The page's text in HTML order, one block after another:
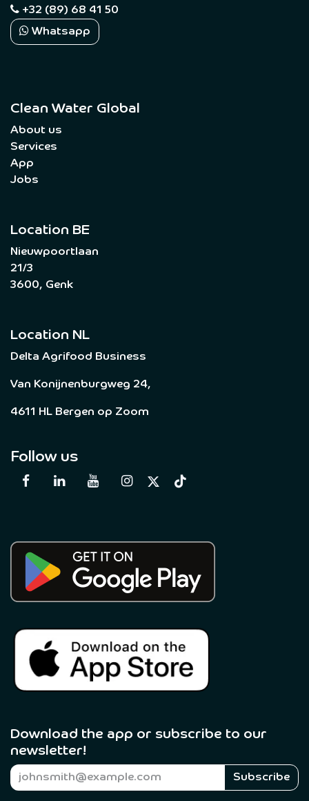
+32 (89) 68 41 50
Whatsapp
Clean Water Global
About us
Services
App
Jobs
Location BE
Nieuwpoortlaan
21/3
3600, Genk
Location NL
Delta Agrifood Business
Van Konijnenburgweg 24,
4611 HL Bergen op Zoom
Follow us
Download the app or subscribe to our
newsletter! ​
Subscribe